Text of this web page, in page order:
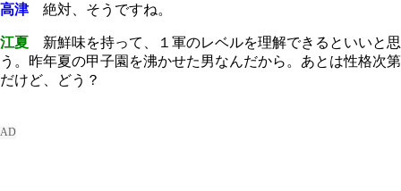
高津絶対、そうですね。
江夏 新鮮味を持って、１軍のレベルを理解できるといいと思
う。昨年夏の甲子園を沸かせた男なんだから。あとは性格次第
だけど、どう？